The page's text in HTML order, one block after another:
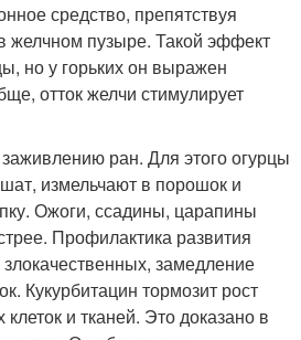
средство, препятствуя
желчном пузыре. Такой эффект
но у горьких он выражен
отток желчи стимулирует
ран. Для этого огурцы
измельчают в порошок и
Ожоги, ссадины, царапины
Профилактика развития
замедление
Кукурбитацин тормозит рост
и тканей. Это доказано в